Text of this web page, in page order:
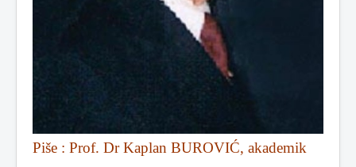
Piše : Prof. Dr Kaplan BUROVIĆ, akademik